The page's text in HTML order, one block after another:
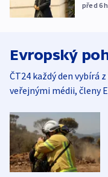
před 6h
Evropský
ČT24 každý den vybírá
veřejnými médii, členy